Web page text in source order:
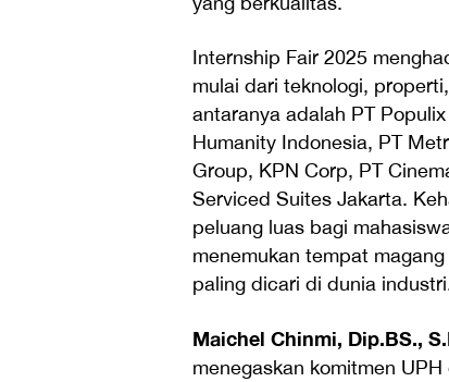
Internship Fair 2025
mulai dari teknologi,
antaranya adalah PT
Humanity Indonesia, PT
Group, KPN Corp, PT
Serviced Suites Jakarta.
peluang luas bagi
menemukan tempat
paling dicari di dunia
Maichel Chinmi, Dip.BS.,
menegaskan komitmen